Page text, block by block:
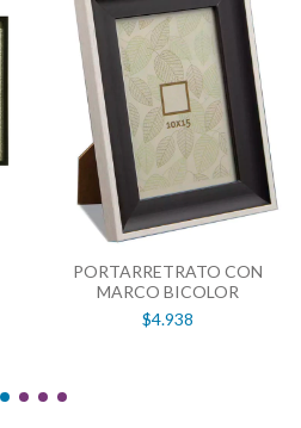
PORTARRETRATO CON
MARCO BICOLOR
$4.938